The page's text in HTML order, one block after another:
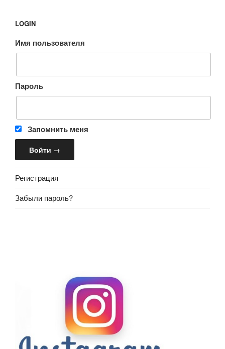
LOGIN
Имя пользователя
Пароль
Запомнить меня
Регистрация
Забыли пароль?